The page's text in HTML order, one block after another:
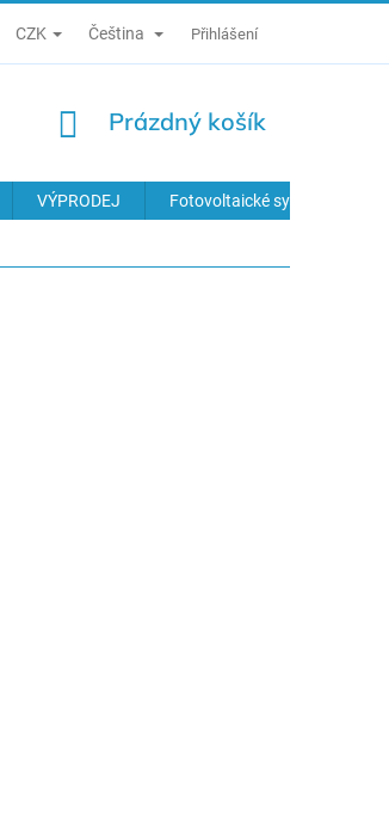
ZÁSADY ZPRACOVÁNÍ OSOBNÍCH ÚDAJŮ
CZK Čeština Přihlášení
NÁKUPNÍ
Prázdný košík
VÝPRODEJ Fotovoltaické systémy